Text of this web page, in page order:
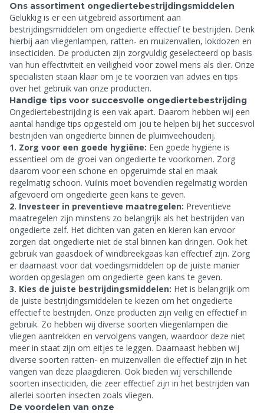
Ons assortiment ongediertebestrijdingsmiddelen
Gelukkig is er een uitgebreid assortiment aan
bestrijdingsmiddelen om ongedierte effectief te bestrijden. Denk
hierbij aan vliegenlampen, ratten- en muizenvallen, lokdozen en
insecticiden. De producten zijn zorgvuldig geselecteerd op basis
van hun effectiviteit en veiligheid voor zowel mens als dier. Onze
specialisten staan klaar om je te voorzien van advies en tips
over het gebruik van onze producten.
Handige tips voor succesvolle ongediertebestrijding
Ongediertebestrijding is een vak apart. Daarom hebben wij een
aantal handige tips opgesteld om jou te helpen bij het succesvol
bestrijden van ongedierte binnen de pluimveehouderij.
1. Zorg voor een goede hygiëne: Een goede hygiëne is
essentieel om de groei van ongedierte te voorkomen. Zorg
daarom voor een schone en opgeruimde stal en maak
regelmatig schoon. Vuilnis moet bovendien regelmatig worden
afgevoerd om ongedierte geen kans te geven.
2. Investeer in preventieve maatregelen: Preventieve
maatregelen zijn minstens zo belangrijk als het bestrijden van
ongedierte zelf. Het dichten van gaten en kieren kan ervoor
zorgen dat ongedierte niet de stal binnen kan dringen. Ook het
gebruik van gaasdoek of windbreekgaas kan effectief zijn. Zorg
er daarnaast voor dat voedingsmiddelen op de juiste manier
worden opgeslagen om ongedierte geen kans te geven.
3. Kies de juiste bestrijdingsmiddelen: Het is belangrijk om
de juiste bestrijdingsmiddelen te kiezen om het ongedierte
effectief te bestrijden. Onze producten zijn veilig en effectief in
gebruik. Zo hebben wij diverse soorten vliegenlampen die
vliegen aantrekken en vervolgens vangen, waardoor deze niet
meer in staat zijn om eitjes te leggen. Daarnaast hebben wij
diverse soorten ratten- en muizenvallen die effectief zijn in het
vangen van deze plaagdieren. Ook bieden wij verschillende
soorten insecticiden, die zeer effectief zijn in het bestrijden van
allerlei soorten insecten zoals vliegen.
De voordelen van onze